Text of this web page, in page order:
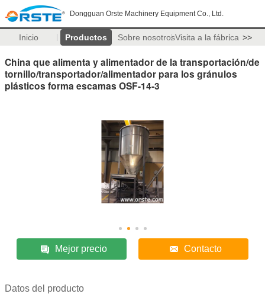
Dongguan Orste Machinery Equipment Co., Ltd.
Inicio Productos Sobre nosotrosVisita a la fábrica >>
China que alimenta y alimentador de la transportación/de
tornillo/transportador/alimentador para los gránulos
plásticos forma escamas OSF-14-3
Mejor precio Contacto
Datos del producto